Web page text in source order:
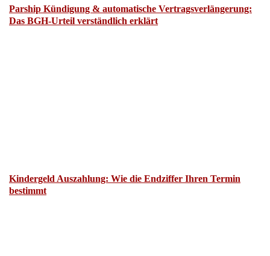
Parship Kündigung & automatische Vertragsverlängerung:
Das BGH-Urteil verständlich erklärt
Kindergeld Auszahlung: Wie die Endziffer Ihren Termin
bestimmt